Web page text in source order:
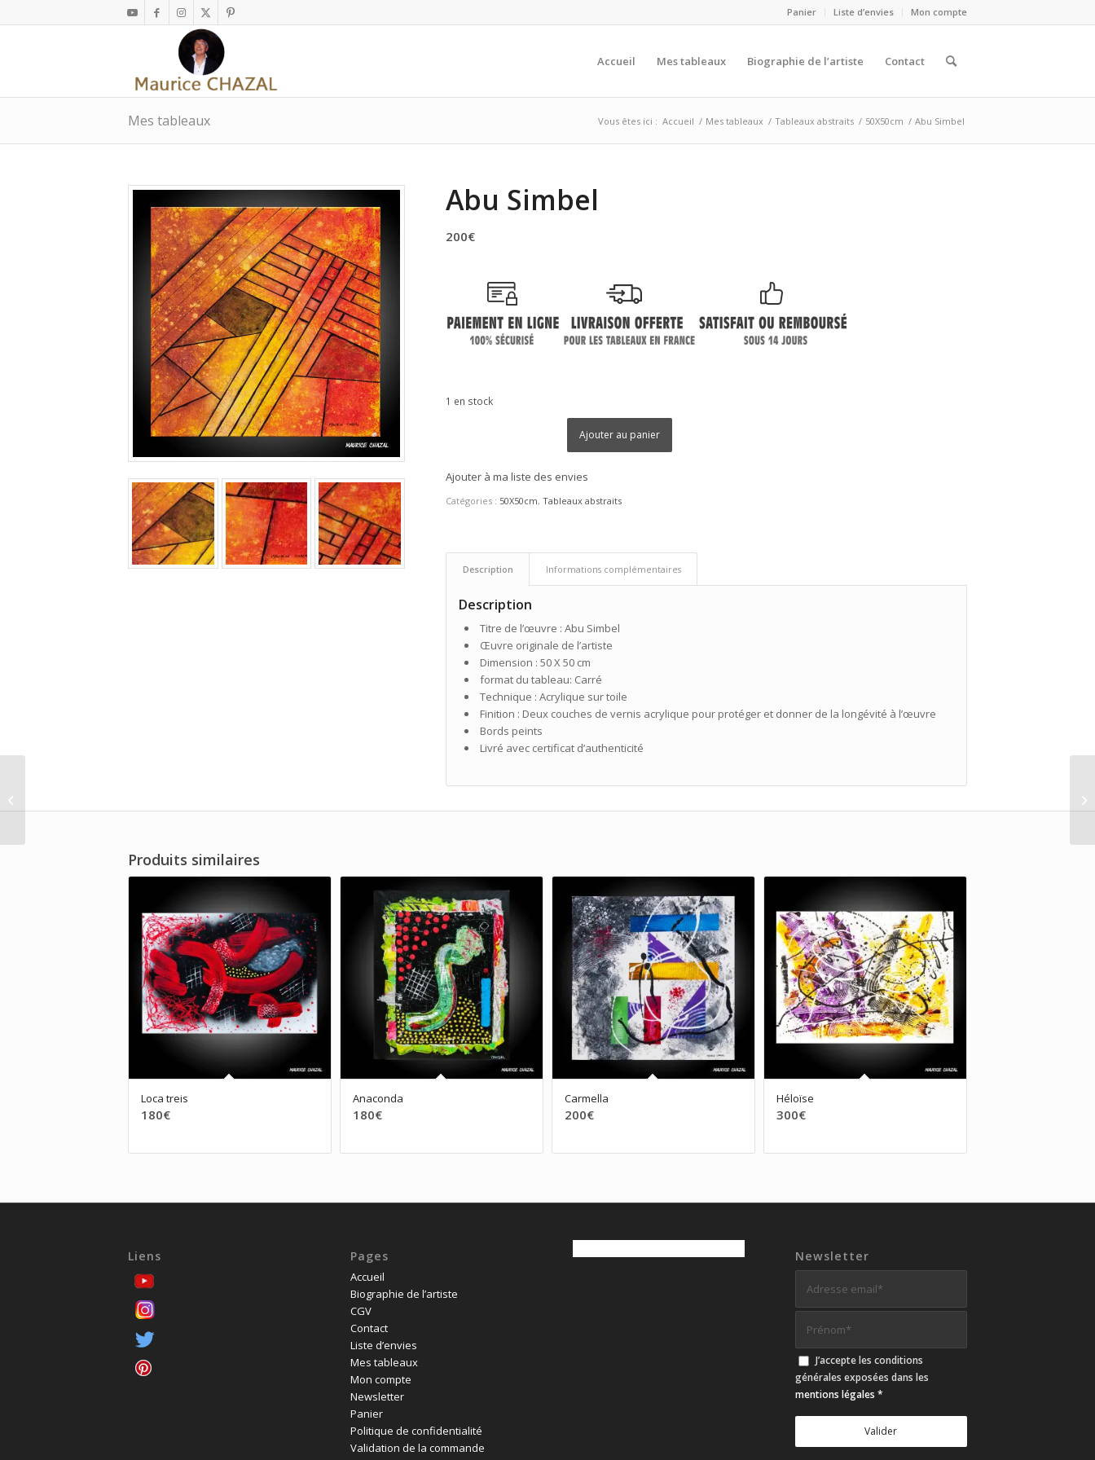
Panier Liste d’envies Mon compte
Accueil Mes tableaux Biographie de l’artiste Contact
Mes tableaux Vous êtes ici : Accueil / Mes tableaux / Tableaux abstraits / 50X50cm / Abu Simbel
Abu Simbel
200€
1 en stock
Ajouter au panier
Ajouter à ma liste des envies
Catégories : 50X50cm, Tableaux abstraits
Description Informations complémentaires
Description
Titre de l’œuvre : Abu Simbel
Œuvre originale de l’artiste
Dimension : 50 X 50 cm
format du tableau: Carré
Technique : Acrylique sur toile
Finition : Deux couches de vernis acrylique pour protéger et donner de la longévité à l’œuvre
Bords peints
Livré avec certificat d’authenticité
Produits similaires
Loca treis
180€
Anaconda
180€
Carmella
200€
Héloïse
300€
Liens Pages
Accueil
Biographie de l’artiste
CGV
Contact
Liste d’envies
Mes tableaux
Mon compte
Newsletter
Panier
Politique de confidentialité
Validation de la commande
Newsletter
J’accepte les conditions
générales exposées dans les
mentions légales *